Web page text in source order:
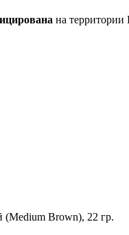
на
Brown), 22 гр.